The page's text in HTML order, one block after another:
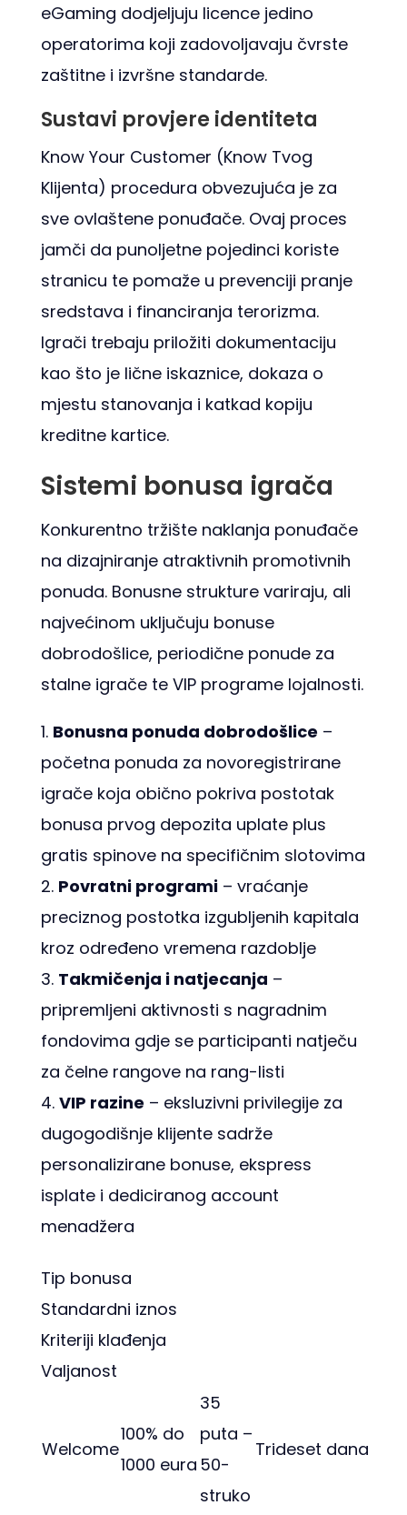
eGaming dodjeljuju licence jedino
operatorima koji zadovoljavaju čvrste
zaštitne i izvršne standarde.
Sustavi provjere identiteta
Know Your Customer (Know Tvog
Klijenta) procedura obvezujuća je za
sve ovlaštene ponuđače. Ovaj proces
jamči da punoljetne pojedinci koriste
stranicu te pomaže u prevenciji pranje
sredstava i financiranja terorizma.
Igrači trebaju priložiti dokumentaciju
kao što je lične iskaznice, dokaza o
mjestu stanovanja i katkad kopiju
kreditne kartice.
Sistemi bonusa igrača
Konkurentno tržište naklanja ponuđače
na dizajniranje atraktivnih promotivnih
ponuda. Bonusne strukture variraju, ali
najvećinom uključuju bonuse
dobrodoš­lice, periodične ponude za
stalne igrače te VIP programe lojalnosti.
Bonusna ponuda dobrodošlice –
početna ponuda za novoregistrirane
igrače koja obično pokriva postotak
bonusa prvog depozita uplate plus
gratis spinove na specifičnim slotovima
Povratni programi– vraćanje
preciznog postotka izgubljenih kapitala
kroz određeno vremena razdoblje
Takmičenja i natjecanja –
pripremljeni aktivnosti s nagradn­im
fondovima gdje se participanti natječu
za čelne rangove na rang-listi
VIP razine – eksluzivni privilegije za
dugogodišnje klijente sadrže
personalizirane bonuse, ekspress
isplate i dediciranog account
menadžera
Tip bonusa
Standardni iznos
Kriteriji klađenja
Valjanost
Welcome
100% do
1000 eura
35
puta –
50-
struko
Trideset dana